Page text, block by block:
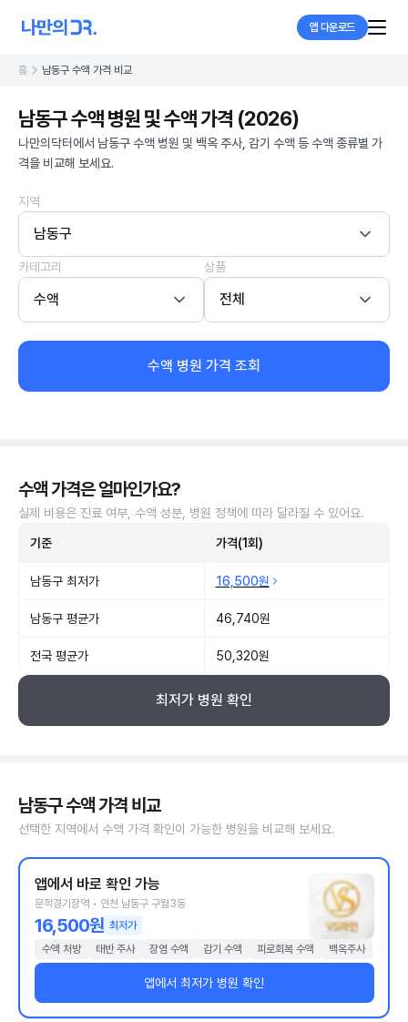
앱 다운로드
홈 남동구 수액 가격 비교
남동구 수액 병원 및 수액 가격 (2026)
나만의닥터에서 남동구 수액 병원 및 백옥 주사, 감기 수액 등 수액 종류별 가
격을 비교해 보세요.
지역
남동구
카테고리
수액
상품
전체
수액 병원 가격 조회
수액 가격은 얼마인가요?
실제 비용은 진료 여부, 수액 성분, 병원 정책에 따라 달라질 수 있어요.
기준 가격(1회)
남동구 최저가 16,500원
남동구 평균가 46,740원
전국 평균가 50,320원
최저가 병원 확인
남동구 수액 가격 비교
선택한 지역에서 수액 가격 확인이 가능한 병원을 비교해 보세요.
앱에서 바로 확인 가능
문학경기장역 • 인천 남동구 구월3동
16,500원 최저가
수액 처방
태반 주사 장염 수액 감기 수액 피로회복 수액 백옥주사
앱에서 최저가 병원 확인